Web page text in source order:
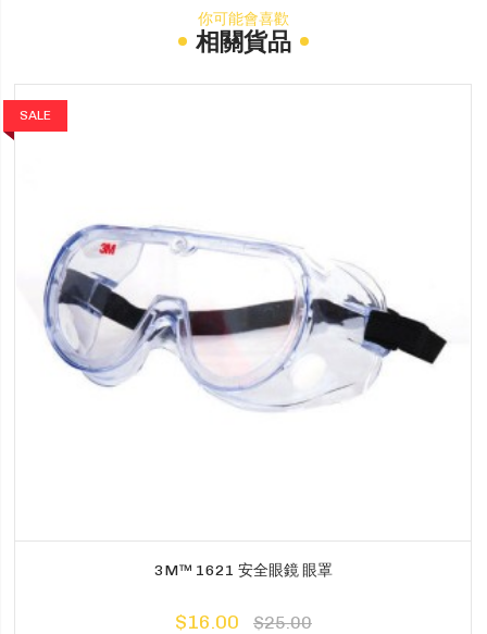
你可能會喜歡
相關貨品
SALE
3M™ 1621 安全眼鏡 眼罩
$16.00 $25.00